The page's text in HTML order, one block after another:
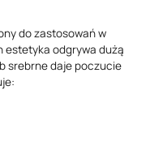
do zastosowań w
estetyka odgrywa dużą
srebrne daje poczucie